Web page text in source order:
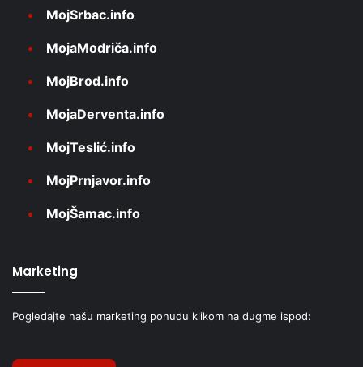
MojSrbac.info
MojaModriča.info
MojBrod.info
MojaDerventa.info
MojTeslić.info
MojPrnjavor.info
MojŠamac.info
Marketing
Pogledajte našu marketing ponudu klikom na dugme ispod: